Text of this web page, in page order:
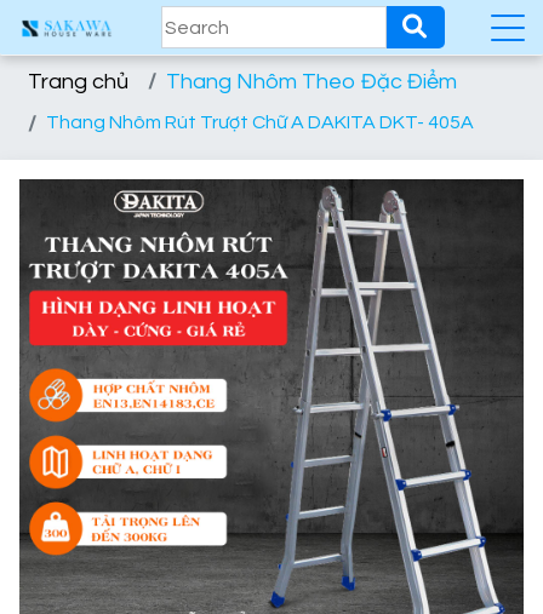
Trang chủ Thang Nhôm Theo Đặc Điểm
Thang Nhôm Rút Trượt Chữ A DAKITA DKT- 405A